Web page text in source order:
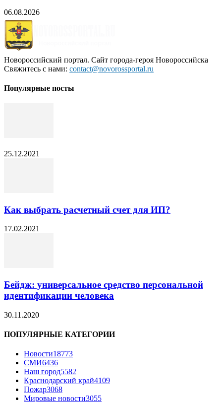
06.08.2026
Новороссийский портал. Сайт города-героя Новороссийска
Свяжитесь с нами: contact@novorossportal.ru
Популярные посты
25.12.2021
Как выбрать расчетный счет для ИП?
17.02.2021
Бейдж: универсальное средство персональной
идентификации человека
30.11.2020
ПОПУЛЯРНЫЕ КАТЕГОРИИ
Новости18773
СМИ6436
Наш город5582
Краснодарский край4109
Пожар3068
Мировые новости3055